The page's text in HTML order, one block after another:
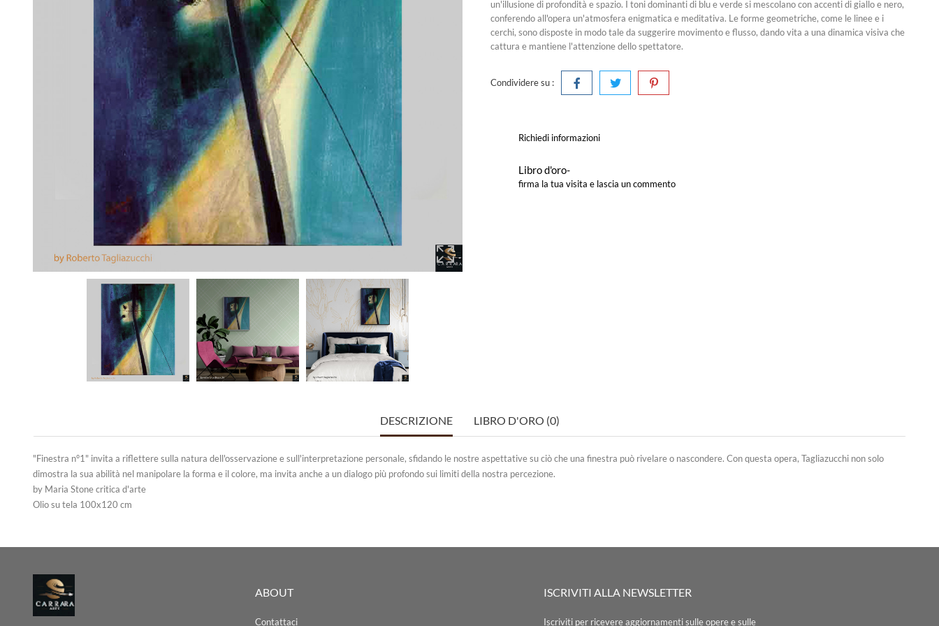
un'illusione di profondità e spazio. I toni dominanti di blu e verde si mescolano con accenti di giallo e nero,
conferendo all'opera un'atmosfera enigmatica e meditativa. Le forme geometriche, come le linee e i
cerchi, sono disposte in modo tale da suggerire movimento e flusso, dando vita a una dinamica visiva che
cattura e mantiene l'attenzione dello spettatore.
Condividere su :
Richiedi informazioni
Libro d'oro-
firma la tua visita e lascia un commento
DESCRIZIONE LIBRO D'ORO (0)
"Finestra n°1" invita a riflettere sulla natura dell'osservazione e sull'interpretazione personale, sfidando le nostre aspettative su ciò che una finestra può rivelare o nascondere. Con questa opera, Tagliazucchi non solo
dimostra la sua abilità nel manipolare la forma e il colore, ma invita anche a un dialogo più profondo sui limiti della nostra percezione.
by Maria Stone critica d'arte
Olio su tela 100x120 cm
ABOUT
Contattaci
ISCRIVITI ALLA NEWSLETTER
Iscriviti per ricevere aggiornamenti sulle opere e sulle